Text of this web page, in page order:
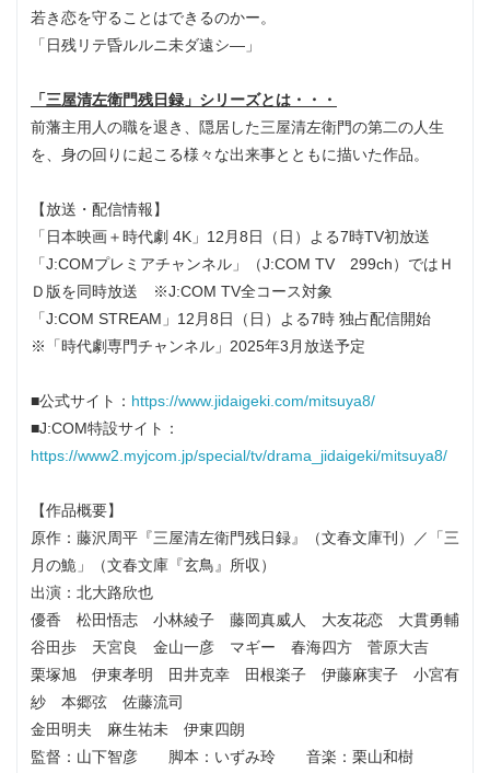
若き恋を守ることはできるのかー。
「日残リテ昏ルルニ未ダ遠シ―」
「三屋清左衛門残日録」シリーズとは・・・
前藩主用人の職を退き、隠居した三屋清左衛門の第二の人生
を、身の回りに起こる様々な出来事とともに描いた作品。
【放送・配信情報】
「日本映画＋時代劇 4K」12月8日（日）よる7時TV初放送
「J:COMプレミアチャンネル」（J:COM TV 299ch）ではＨ
Ｄ版を同時放送 ※J:COM TV全コース対象
「J:COM STREAM」12月8日（日）よる7時 独占配信開始
※「時代劇専門チャンネル」2025年3月放送予定
■公式サイト： https://www.jidaigeki.com/mitsuya8/
■J:COM特設サイト：
https://www2.myjcom.jp/special/tv/drama_jidaigeki/mitsuya8/
【作品概要】
原作：藤沢周平『三屋清左衛門残日録』（文春文庫刊）／「三
月の鮠」（文春文庫『玄鳥』所収）
出演：北大路欣也
優香 松田悟志 小林綾子 藤岡真威人 大友花恋 大貫勇輔
谷田歩 天宮良 金山一彦 マギー 春海四方 菅原大吉
栗塚旭 伊東孝明 田井克幸 田根楽子 伊藤麻実子 小宮有
紗 本郷弦 佐藤流司
金田明夫 麻生祐未 伊東四朗
監督：山下智彦 脚本：いずみ玲 音楽：栗山和樹